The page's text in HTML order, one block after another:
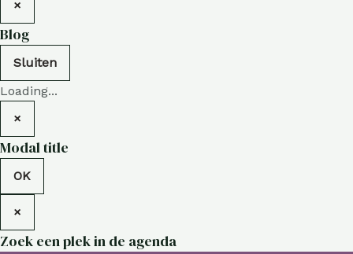
×
Blog
Sluiten
Loading...
×
Modal title
OK
×
Zoek een plek in de agenda